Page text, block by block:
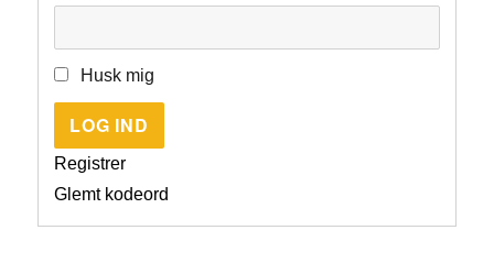
Husk mig
LOG IND
Registrer
Glemt kodeord